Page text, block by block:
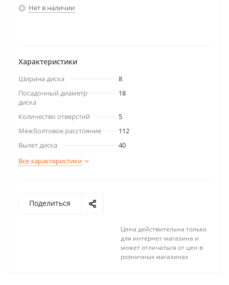
Нет в наличии
Характеристики
Ширина диска
8
Посадочный диаметр
диска
18
Количество отверстий
5
Межболтовое расстояние
112
Вылет диска
40
Все характеристики
Поделиться
Цена действительна только
для интернет-магазина и
может отличаться от цен в
розничных магазинах